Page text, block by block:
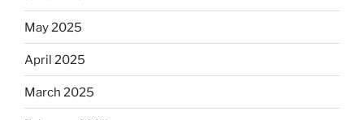
May 2025
April 2025
March 2025